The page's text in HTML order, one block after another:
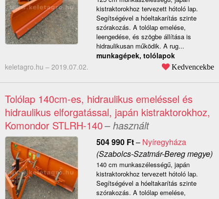
kistraktorokhoz tervezett hótoló lap.
Segítségével a hóeltakarítás szinte
szórakozás. A tolólap emelése,
leengedése, és szögbe állítása is
hidraulikusan működik. A rug...
munkagépek, tolólapok
keletagro.hu – 2019.07.02. Kedvencekbe
Tolólap 140cm-es, hidraulikus emeléssel és
hidraulikus elforgatással, japán kistraktorokhoz,
Komondor STLRH-140– használt
504 990 Ft– Nyíregyháza
(Szabolcs-Szatmár-Bereg megye)
140 cm munkaszélességű, japán
kistraktorokhoz tervezett hótoló lap.
Segítségével a hóeltakarítás szinte
szórakozás. A tolólap emelése,